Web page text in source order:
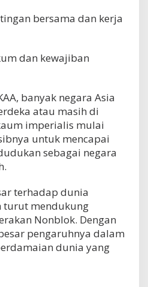
bersama dan kerja
dan kewajiban
banyak negara Asia
atau masih di
imperialis mulai
untuk mencapai
sebagai negara
terhadap dunia
turut mendukung
Nonblok. Dengan
pengaruhnya dalam
dunia yang